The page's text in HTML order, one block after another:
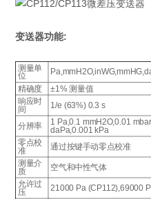
变送器功能:
测量单
位
精确度
±1% 测量值
响应时
间 1/e (63%) 0.3 s
分辨率
1 Pa,0.1 mmH2O,0.01
daPa,0.001 kPa
零点校
准
通过按键手动零点校准
测量介
质
空气和中性气体
允许过
压
21000 Pa (CP112),69000